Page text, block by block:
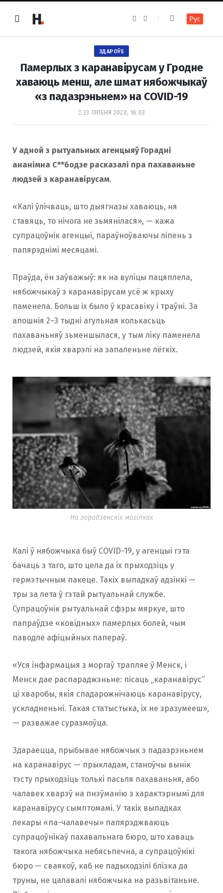
e
k
t
a
m
Рус
ЗДАРОЎЕ
Памерлых з каранавірусам у Гродне
хаваюць менш, але шмат нябожчыкаў
«з падазрэньнем» на COVID-19
23 ЛІПЕНЯ 2020, 16:03
У адной з рытуальных агенцыяў Горадні
ананімна С**бодзе расказалі пра пахаваньне
людзей з каранавірусам.
«Калі ўлічваць, што дыягназы хаваюць, ня
ставяць, то нічога не зьмянілася», — кажа
супрацоўнік агенцыі, параўноўваючы ліпень з
папярэднімі месяцамі.
Праўда, ён заўважыў: як на вуліцы пацяплела,
нябожчыкаў з каранавірусам усё ж крыху
паменела. Больш іх было ў красавіку і траўні. За
апошнія 2–3 тыдні агульная колькасьць
пахаваньняў зьменшылася, у тым ліку паменела
людзей, якія хварэлі на запаленьне лёгкіх.
На горадзенскіх могілках
Калі ў нябожчыка быў COVID-19, у агенцыі гэта
бачаць з таго, што цела да іх прыходзіць у
гермэтычным пакеце. Такіх выпадкаў адзінкі —
тры за лета ў гэтай рытуальнай службе.
Супрацоўнік рытуальнай сфэры мяркуе, што
папраўдзе «ковідных» памерлых болей, чым
паводле афіцыйных папераў.
«Уся інфармацыя з моргаў трапляе ў Менск, і
Менск дае распараджэньне: пісаць „каранавірус“
ці хваробы, якія спадарожнічаюць каранавірусу,
ускладненьні. Такая статыстыка, іх не зразумееш»,
— разважае суразмоўца.
Здараецца, прыбывае нябожчык з падазрэньнем
на каранавірус — прыкладам, станоўчы вынік
тэсту прыходзіць толькі пасьля пахаваньня, або
чалавек хварэў на пнэўманію з характэрнымі для
каранавірусу сымптомамі. У такіх выпадках
лекары «па-чалавечы» папярэджваюць
супрацоўнікаў пахавальнага бюро, што хаваць
такога нябожчыка небясьпечна, а супрацоўнікі
бюро — сваякоў, каб не падыходзілі блізка да
труны, не цалавалі нябожчыка на разьвітаньне.